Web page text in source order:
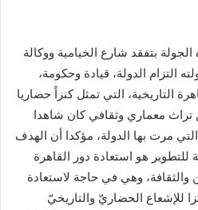
بتفقد شارع الخيامية ووكالة
التزام الدولة، قيادة وحكومة،
التاريخية، التي تمثل كنزاً حضاريا
تراث معماري وثقافي كان شاهدا
مرت بها الدولة، مؤكدا أن الهدف
هو استعادة دور القاهرة
والثقافة، وهي في حاجة لاستعادة
للإشعاع الحضاريّ والتاريخيّ